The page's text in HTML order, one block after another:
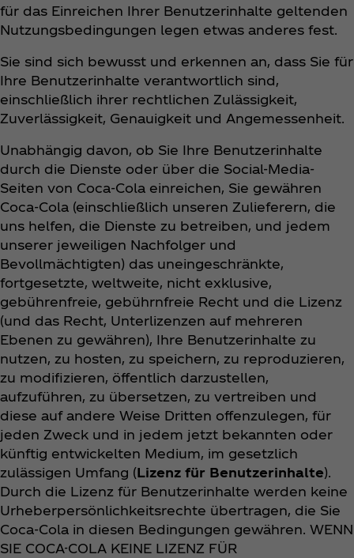
für das Einreichen Ihrer Benutzerinhalte geltenden
Nutzungsbedingungen legen etwas anderes fest.
Sie sind sich bewusst und erkennen an, dass Sie für
Ihre Benutzerinhalte verantwortlich sind,
einschließlich ihrer rechtlichen Zulässigkeit,
Zuverlässigkeit, Genauigkeit und Angemessenheit.
Unabhängig davon, ob Sie Ihre Benutzerinhalte
durch die Dienste oder über die Social-Media-
Seiten von Coca‑Cola einreichen, Sie gewähren
Coca‑Cola (einschließlich unseren Zulieferern, die
uns helfen, die Dienste zu betreiben, und jedem
unserer jeweiligen Nachfolger und
Bevollmächtigten) das uneingeschränkte,
fortgesetzte, weltweite, nicht exklusive,
gebührenfreie, gebührnfreie Recht und die Lizenz
(und das Recht, Unterlizenzen auf mehreren
Ebenen zu gewähren), Ihre Benutzerinhalte zu
nutzen, zu hosten, zu speichern, zu reproduzieren,
zu modifizieren, öffentlich darzustellen,
aufzuführen, zu übersetzen, zu vertreiben und
diese auf andere Weise Dritten offenzulegen, für
jeden Zweck und in jedem jetzt bekannten oder
künftig entwickelten Medium, im gesetzlich
zulässigen Umfang (Lizenz für Benutzerinhalte).
Durch die Lizenz für Benutzerinhalte werden keine
Urheberpersönlichkeitsrechte übertragen, die Sie
Coca‑Cola in diesen Bedingungen gewähren. WENN
SIE COCA-COLA KEINE LIZENZ FÜR